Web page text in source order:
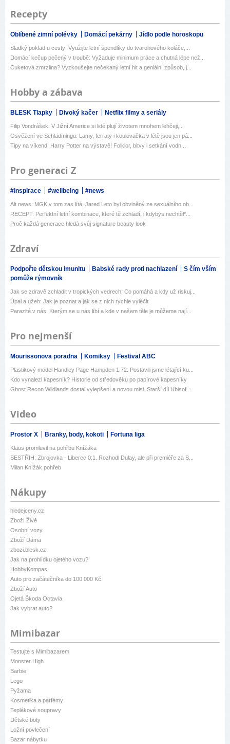
Recepty
Oblíbené zimní polévky Domácí pekárny Jídlo podle horoskopu
Sladký poklad u cesty: Využijte letní špendlíky do tvarohového koláče,...
Domácí kečup pečený v troubě: Vyžaduje minimum práce a chutná lépe než...
Cuketová zmrzlina? Vyzkoušejte nečekaný letní hit a geniální způsob, j...
Hobby a zábava
BLESK Tlapky Divoký kačer Netflix filmy a seriály
Filip Vondrášek: V Jižní Americe si lidé plují životem mnohem lehčeji,...
Osvěžení ve Schladmingu: Lamy, ferraty i koulovačka v létě jsou jen pá...
Tipy na víkend: Harry Potter na výstavě! Folklor, bitvy i setkání vodn...
Pro generaci Z
#inspirace #wellbeing #news
Alt news: MGK v tom zas lítá, Jared Leto byl obviněný ze sexuálního ob...
RECEPT: Perfektní letní kombinace, které tě zchladí, i kdybys nechtěl*...
Proč každá generace hledá svůj signature beauty look
Zdraví
Podpořte dětskou imunitu Babské rady proti nachlazení
S čím vším
pomůže rýmovník
Jak se zdravě zchladit v tropických vedrech: Co pomáhá a kdy už riskuj...
Úpal a úžeh: Jak je poznat a jak se z nich rychle vyléčit
Parazité v nás: Kterým se u nás líbí a kde v našem těle je můžeme nají...
Pro nejmenší
Mourissonova poradna Komiksy Festival ABC
Plastikový model Handley Page Hampden 1:72: Postavili jsme létající ku...
Kdo vynalezl kapesník? Historie od středověku po papírové kapesníky
Ghost Recon Wildlands dostal vylepšení a novou misi. Starší díl Ubisof...
Video
Prostor X Branky, body, kokoti Fortuna liga
Klaus promluvil na pohřbu Knížáka
SESTŘIH: Zbrojovka - Liberec 0:1. Rozhodl Dulay, ale při premiéře za S...
Milan Knížák pohřeb
Nákupy
hledejceny.cz
Zboží Živě
Osobní vozy
Zboží Dáma
zbozi.blesk.cz
Jak na prohlídku ojetého vozu?
HobbyKompas
Auto pro začátečníka do 100 000 Kč
Zboží Auto
Ojetá Škoda Octavia
Jak vybrat auto?
Mimibazar
Testujte s Mimibazarem
Monster High
Barbie
Lego
Pyžama
Kosmetika a parfémy
Teplákové soupravy
Dětské boty
Ložní povlečení
Bazar nábytku